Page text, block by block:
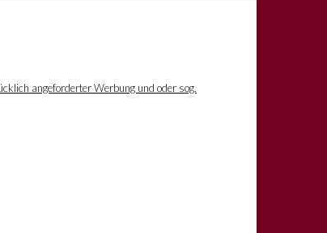
angeforderter Werbung und oder sog.